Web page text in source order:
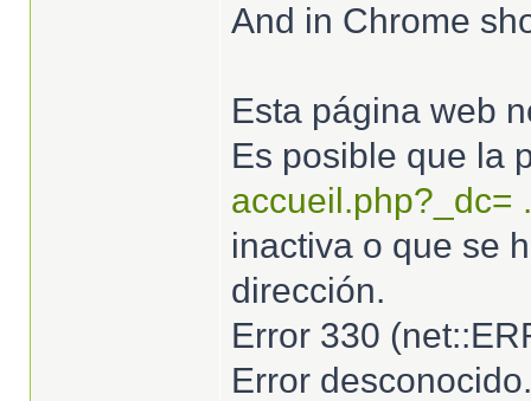
And in Chrome
Esta página web
Es posible que la
accueil.php?_dc=
inactiva o que se
dirección.
Error 330
Error desconocido.